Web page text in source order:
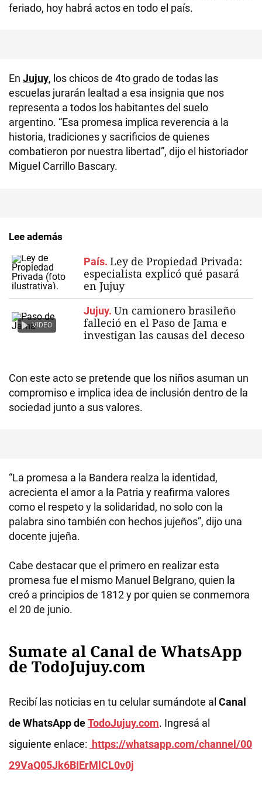
feriado, hoy habrá actos en todo el país.
En Jujuy, los chicos de 4to grado de todas las
escuelas jurarán lealtad a esa insignia que nos
representa a todos los habitantes del suelo
argentino. “Esa promesa implica reverencia a la
historia, tradiciones y sacrificios de quienes
combatieron por nuestra libertad”, dijo el historiador
Miguel Carrillo Bascary.
Lee además
País. Ley de Propiedad Privada:
especialista explicó qué pasará
en Jujuy
VIDEO
Jujuy. Un camionero brasileño
falleció en el Paso de Jama e
investigan las causas del deceso
Con este acto se pretende que los niños asuman un
compromiso e implica idea de inclusión dentro de la
sociedad junto a sus valores.
“La promesa a la Bandera realza la identidad,
acrecienta el amor a la Patria y reafirma valores
como el respeto y la solidaridad, no solo con la
palabra sino también con hechos jujeños”, dijo una
docente jujeña.
Cabe destacar que el primero en realizar esta
promesa fue el mismo Manuel Belgrano, quien la
creó a principios de 1812 y por quien se conmemora
el 20 de junio.
Sumate al Canal de WhatsApp
de TodoJujuy.com
Recibí las noticias en tu celular sumándote al Canal
de WhatsApp deTodoJujuy.com. Ingresá al
siguiente enlace: https://whatsapp.com/channel/00
29VaQ05Jk6BIErMlCL0v0j